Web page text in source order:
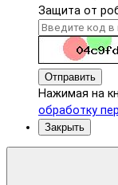
Защита от
Отправить
Нажимая на
обработку
Закрыть